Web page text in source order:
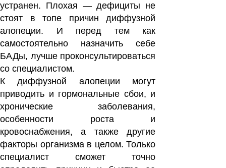
устранен. Плохая — дефициты не
стоят в топе причин диффузной
алопеции. И перед тем как
самостоятельно назначить себе
БАДы, лучше проконсультироваться
со специалистом.
К диффузной алопеции могут
приводить и гормональные сбои, и
хронические заболевания,
особенности роста и
кровоснабжения, а также другие
факторы организма в целом. Только
специалист сможет точно